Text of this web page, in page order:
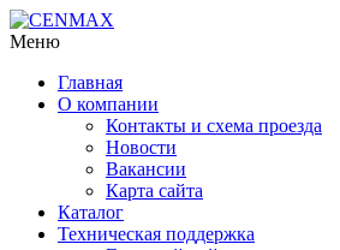
Меню
Главная
О компании
Контакты и схема проезда
Новости
Вакансии
Карта сайта
Каталог
Техническая поддержка